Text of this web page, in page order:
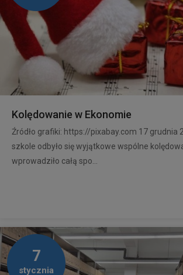
Kolędowanie w Ekonomie
Źródło grafiki: https://pixabay.com 17 grudnia
szkole odbyło się wyjątkowe wspólne
wprowadziło całą spo...
7
stycznia